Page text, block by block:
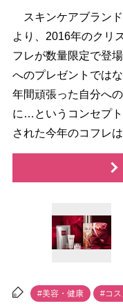
スキンケアブランド
より、2016年のクリ
フレが数量限定で登
へのプレゼントでは
年間頑張った自分へ
に…というコンセプ
された今年のコフレ
#美容・健康 #コ